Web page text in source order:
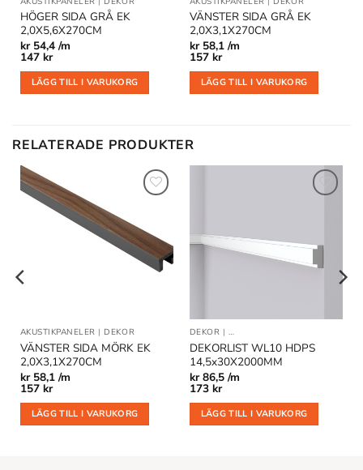
HÖGER SIDA GRÅ EK
2,0X5,6X270CM
kr54,4 /m
147 kr
LÄGG TILL I VARUKORG
VÄNSTER SIDA GRÅ EK
2,0X3,1X270CM
kr58,1 /m
157 kr
LÄGG TILL I VARUKORG
RELATERADE PRODUKTER
Lägg till
i
önskelistan
AKUSTIKPANELER | DEKOR
VÄNSTER SIDA MÖRK EK
2,0X3,1X270CM
kr58,1 /m
157 kr
LÄGG TILL I VARUKORG
önskelistan
DEKOR | DEKORLIST OCH VÄGGLISTER
DEKORLIST WL10 HDPS
14,5x30X2000MM
kr86,5 /m
173 kr
LÄGG TILL I VARUKORG